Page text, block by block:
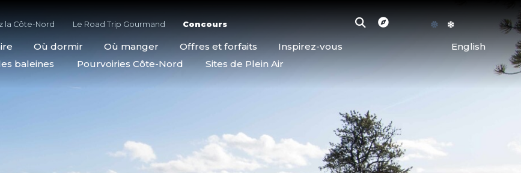
la Côte-Nord Le Road Trip Gourmand Concours
Où dormir Où manger Offres et forfaits Inspirez-vous
English
baleines
Pourvoiries Côte-Nord Sites de Plein Air